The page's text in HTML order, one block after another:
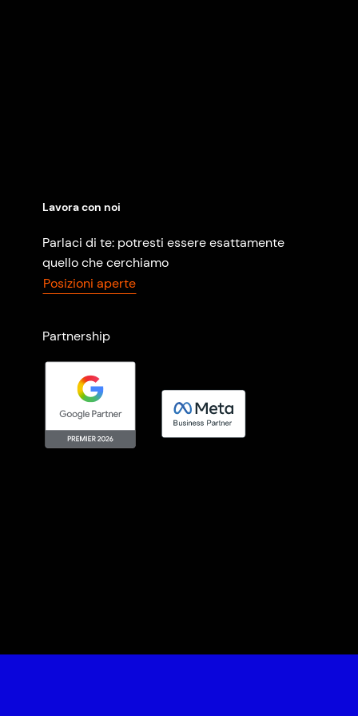
Lavora con noi
Parlaci di te: potresti essere esattamente
quello che cerchiamo
Posizioni aperte
Partnership